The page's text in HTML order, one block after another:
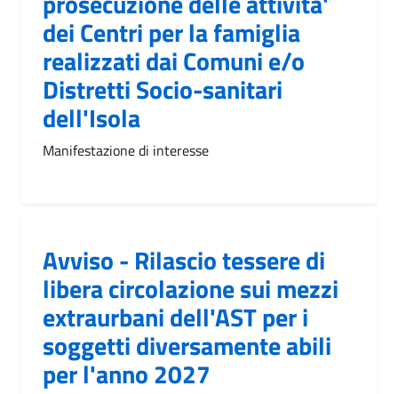
dei Centri per la famiglia
realizzati dai Comuni e/o
Distretti Socio-sanitari
dell'Isola
Manifestazione di interesse
Avviso - Rilascio tessere di
libera circolazione sui mezzi
extraurbani dell'AST per i
soggetti diversamente abili
per l'anno 2027